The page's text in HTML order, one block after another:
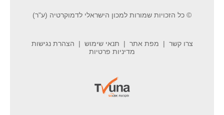
© כל הזכויות שמורות למכון הישראלי לדמוקרטיה (ע"ר)
צרו קשר מפת אתר תנאי שימוש
הצהרת נגישות
מדיניות פרטיות